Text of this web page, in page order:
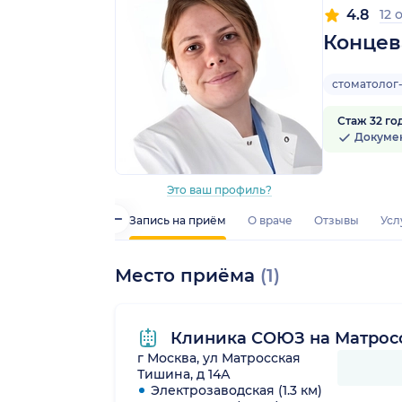
Это ваш профиль?
4.8 12
Стаж 32
Запись на приём О враче Отзывы
Место приёма (1)
Клиника СОЮЗ на
г Москва, ул Матросская
Тишина, д 14А
Электрозаводская (1.3 км)